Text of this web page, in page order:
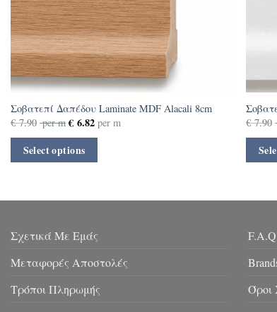
Σοβατεπί Δαπέδου Laminate MDF Alacali 8cm
€7.90 per m € 6.82 per m
Select options
€7.90
Σχετικά Με Εμάς
Μεταφορές Αποστολές
Τρόποι Πληρωμής
Όροι